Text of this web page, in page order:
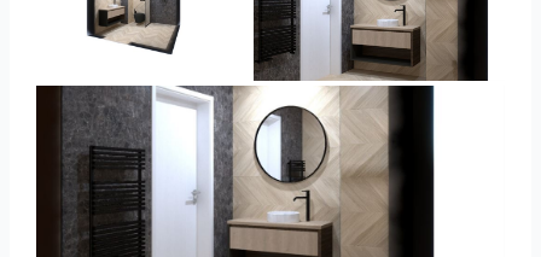
Ivelin_7
Ivelin_7